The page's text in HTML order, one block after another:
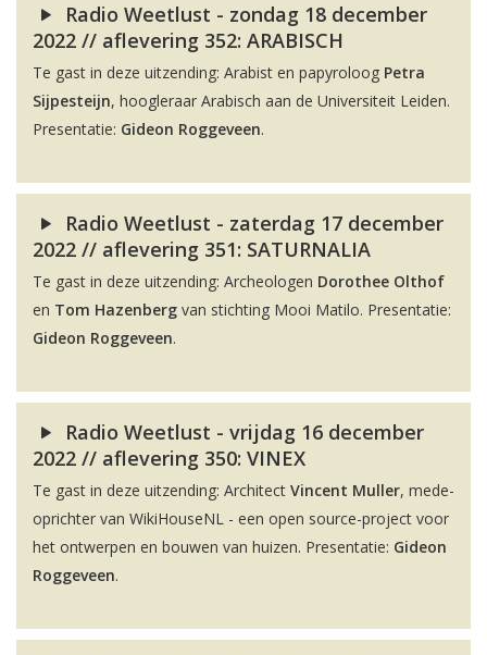
Radio Weetlust - zondag 18 december
2022 // aflevering 352: ARABISCH
Te gast in deze uitzending: Arabist en papyroloog Petra
Sijpesteijn, hoogleraar Arabisch aan de Universiteit Leiden.
Presentatie: Gideon Roggeveen.
Radio Weetlust - zaterdag 17 december
2022 // aflevering 351: SATURNALIA
Te gast in deze uitzending: Archeologen Dorothee Olthof
en Tom Hazenberg van stichting Mooi Matilo. Presentatie:
Gideon Roggeveen.
Radio Weetlust - vrijdag 16 december
2022 // aflevering 350: VINEX
Te gast in deze uitzending: Architect Vincent Muller, mede-
oprichter van WikiHouseNL - een open source-project voor
het ontwerpen en bouwen van huizen. Presentatie: Gideon
Roggeveen.